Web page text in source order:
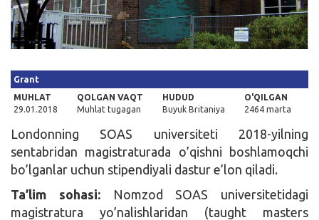
Kirish
Grant
MUHLAT
29.01.2018
QOLGAN VAQT
Muhlat tugagan
HUDUD
Buyuk Britaniya
O'QILGAN
2464 marta
Londonning SOAS universiteti 2018-yilning
sentabridan magistraturada o’qishni boshlamoqchi
bo’lganlar uchun stipendiyali dastur e’lon qiladi.
Ta’lim sohasi:Nomzod SOAS universitetidagi
magistratura yo’nalishlaridan (taught masters